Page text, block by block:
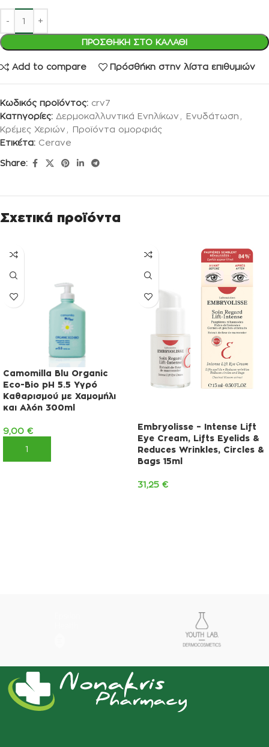
ΠΡΟΣΘΉΚΗ ΣΤΟ ΚΑΛΆΘΙ
Add to compare Πρόσθήκη στην λίστα επιθυμιών
Κωδικός προϊόντος: crv7
Κατηγορίες: Δερμοκαλλυντικά Ενηλίκων Ενυδάτωση
Κρέμες Χεριών
Προϊόντα ομορφιάς
Ετικέτα: Cerave
Share:
Σχετικά προϊόντα
Camomilla Blu Organic
Eco-Bio pH 5.5 Υγρό
Καθαρισμού με Χαμομήλι
και Αλόη 300ml
9,00 €
ΠΡΟΣΘΉΚΗ ΣΤΟ ΚΑΛΆΘΙ
Embryolisse – Intense Lift
Eye Cream, Lifts Eyelids &
Reduces Wrinkles, Circles &
Bags 15ml
31,25 €